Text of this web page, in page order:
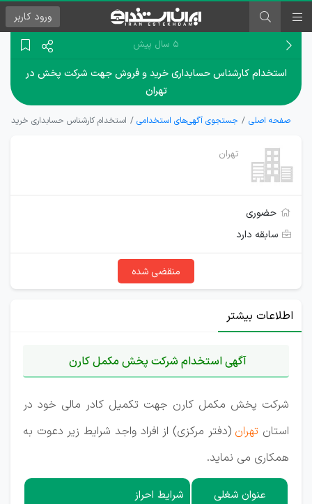
ورود کاربر
۵ سال پیش
استخدام کارشناس حسابداری خرید و فروش جهت شرکت پخش در
تهران
صفحه اصلی جستجوی آگهی‌های استخدامی استخدام کارشناس حسابداری
تهران
حضوری
سابقه دارد
منقضی شده
اطلاعات بیشتر
آگهی استخدام شرکت پخش مکمل کارن
شرکت پخش مکمل کارن جهت تکمیل کادر مالی خود در
استان تهران (دفتر مرکزی) از افراد واجد شرایط زیر دعوت به
همکاری می نماید.
عنوان شغلی شرایط احراز